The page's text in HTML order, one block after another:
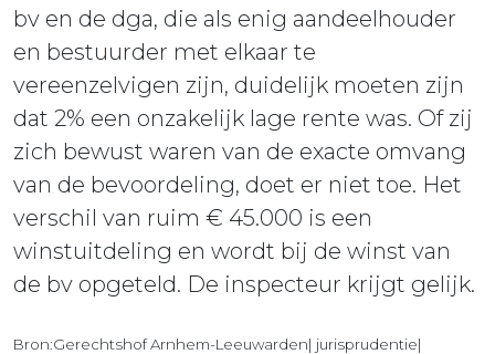
bv en de dga, die als enig aandeelhouder
en bestuurder met elkaar te
vereenzelvigen zijn, duidelijk moeten zijn
dat 2% een onzakelijk lage rente was. Of zij
zich bewust waren van de exacte omvang
van de bevoordeling, doet er niet toe. Het
verschil van ruim € 45.000 is een
winstuitdeling en wordt bij de winst van
de bv opgeteld. De inspecteur krijgt gelijk.
Bron:Gerechtshof Arnhem-Leeuwarden| jurisprudentie|